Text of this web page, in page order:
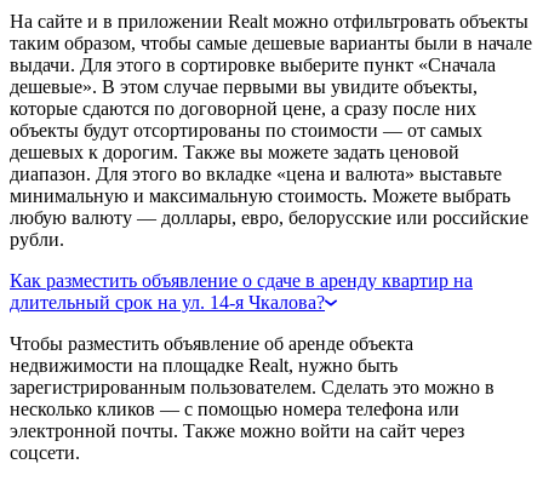
На сайте и в приложении Realt можно отфильтровать объекты
таким образом, чтобы самые дешевые варианты были в начале
выдачи. Для этого в сортировке выберите пункт «Сначала
дешевые». В этом случае первыми вы увидите объекты,
которые сдаются по договорной цене, а сразу после них
объекты будут отсортированы по стоимости — от самых
дешевых к дорогим. Также вы можете задать ценовой
диапазон. Для этого во вкладке «цена и валюта» выставьте
минимальную и максимальную стоимость. Можете выбрать
любую валюту — доллары, евро, белорусские или российские
рубли.
Как разместить объявление о сдаче в аренду квартир на
длительный срок на ул. 14-я Чкалова?
Чтобы разместить объявление об аренде объекта
недвижимости на площадке Realt, нужно быть
зарегистрированным пользователем. Сделать это можно в
несколько кликов — с помощью номера телефона или
электронной почты. Также можно войти на сайт через
соцсети.